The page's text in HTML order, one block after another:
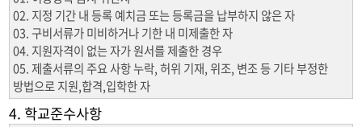
02. 지정 기간 내 등록 예치금 또는 등록금을 납부하지 않은 자
03. 구비서류가 미비하거나 기한 내 미제출한 자
04. 지원자격이 없는 자가 원서를 제출한 경우
05. 제출서류의 주요 사항 누락, 허위 기재, 위조, 변조 등 기타 부정한
방법으로 지원,합격,입학한 자
4. 학교준수사항